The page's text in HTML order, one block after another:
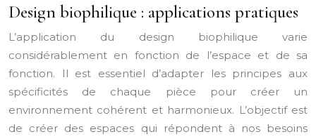
Design biophilique : applications pratiques
L’application du design biophilique varie
considérablement en fonction de l’espace et de sa
fonction. Il est essentiel d’adapter les principes aux
spécificités de chaque pièce pour créer un
environnement cohérent et harmonieux. L’objectif est
de créer des espaces qui répondent à nos besoins